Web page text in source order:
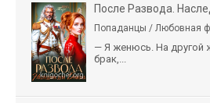
После Развода.
Попаданцы / Любовная
— Я женюсь. На другой
брак,...